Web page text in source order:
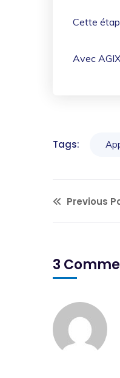
Cette
Avec
Tags:
Previous
3